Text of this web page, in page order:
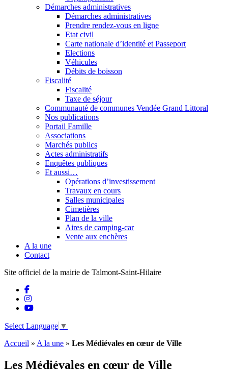
Démarches administratives
Démarches administratives
Prendre rendez-vous en ligne
Etat civil
Carte nationale d’identité et Passeport
Elections
Véhicules
Débits de boisson
Fiscalité
Fiscalité
Taxe de séjour
Communauté de communes Vendée Grand Littoral
Nos publications
Portail Famille
Associations
Marchés publics
Actes administratifs
Enquêtes publiques
Et aussi…
Opérations d’investissement
Travaux en cours
Salles municipales
Cimetières
Plan de la ville
Aires de camping-car
Vente aux enchères
A la une
Contact
Site officiel de la mairie de Talmont-Saint-Hilaire
Select Language ▼
Accueil » A la une » Les Médiévales en cœur de Ville
Les Médiévales en cœur de Ville